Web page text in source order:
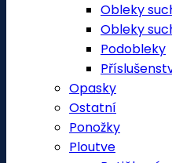
Obleky
Obleky
Podobleky
Opasky
Ostatní
Ponožky
Ploutve